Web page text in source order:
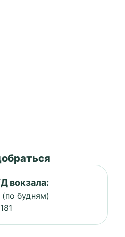
вокзала:
будням)